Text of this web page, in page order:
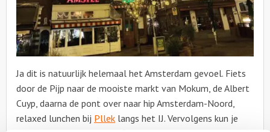
Ja dit is natuurlijk helemaal het Amsterdam gevoel. Fiets
door de Pijp naar de mooiste markt van Mokum, de Albert
Cuyp, daarna de pont over naar hip Amsterdam-Noord,
relaxed lunchen bij Pllek langs het IJ. Vervolgens kun je